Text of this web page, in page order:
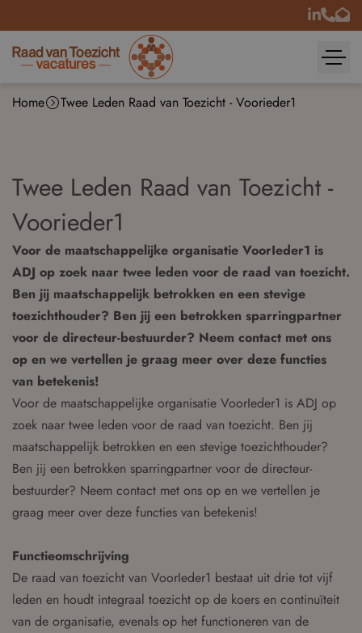
Home Twee Leden Raad van Toezicht - Voorieder1
Twee Leden Raad van Toezicht -
Voorieder1
Voor de maatschappelijke organisatie VoorIeder1 is
ADJ op zoek naar twee leden voor de raad van toezicht.
Ben jij maatschappelijk betrokken en een stevige
toezichthouder? Ben jij een betrokken sparringpartner
voor de directeur-bestuurder? Neem contact met ons
op en we vertellen je graag meer over deze functies
van betekenis!
Voor de maatschappelijke organisatie VoorIeder1 is ADJ op
zoek naar twee leden voor de raad van toezicht. Ben jij
maatschappelijk betrokken en een stevige toezichthouder?
Ben jij een betrokken sparringpartner voor de directeur-
bestuurder? Neem contact met ons op en we vertellen je
graag meer over deze functies van betekenis!
Functieomschrijving
De raad van toezicht van VoorIeder1 bestaat uit drie tot vijf
leden en houdt integraal toezicht op de koers en continuïteit
van de organisatie, evenals op het functioneren van de